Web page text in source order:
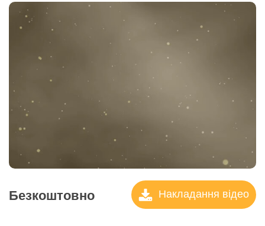
Безкоштовно Накладання відео